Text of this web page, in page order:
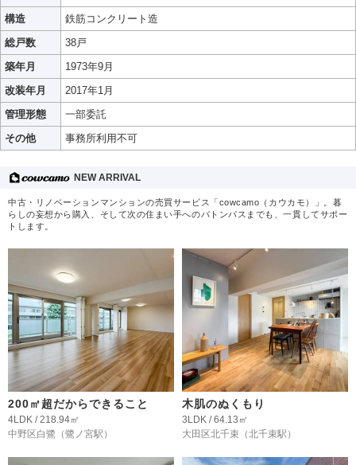
構造
鉄筋コンクリート造
総戸数
38戸
築年月
1973年9月
改装年月
2017年1月
管理形態
一部委託
その他
事務所利用不可
NEW ARRIVAL
中古・リノベーションマンションの売買サービス「cowcamo（カウカモ）」。暮
らしの妄想から購入、そして次の住まい手へのバトンパスまでも、一貫してサポー
トします。
200㎡超だからできること
4LDK / 218.94㎡
中野区白鷺 （鷺ノ宮駅）
木肌のぬくもり
3LDK / 64.13㎡
大田区北千束 （北千束駅）